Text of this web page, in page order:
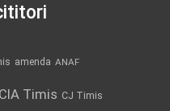
amenda ANAF
Timis CJ Timis